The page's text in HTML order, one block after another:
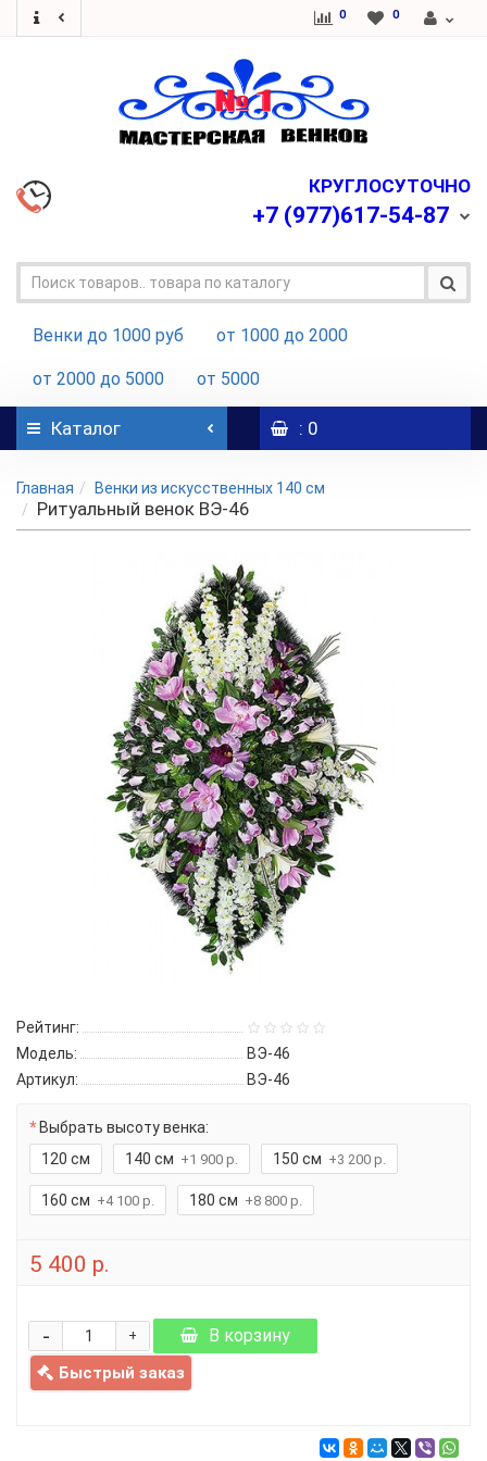
0 0
КРУГЛОСУТОЧНО
+7 (977)617-54-87
Венки до 1000 руб от 1000 до 2000
от 2000 до 5000 от 5000
Каталог : 0
Главная Венки из искусственных 140 см
Ритуальный венок ВЭ-46
Рейтинг:
Модель:
ВЭ-46
Артикул:
ВЭ-46
Выбрать высоту венка:
120 см
140 см +1 900 р. 150 см +3 200 р.
160 см +4 100 р. 180 см +8 800 р.
5 400 р.
+
- В корзину
Быстрый заказ